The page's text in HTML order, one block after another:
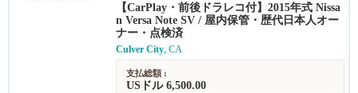
【CarPlay・前後ドラレコ付】2015年式 Nissa
n Versa Note SV / 屋内保管・歴代日本人オー
ナー・点検済
Culver City, CA
支払総額 :
USドル 6,500.00